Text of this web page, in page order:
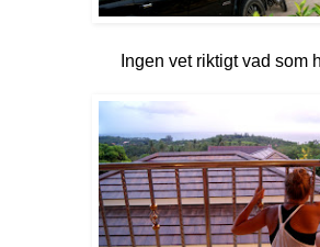
Ingen vet riktigt vad som